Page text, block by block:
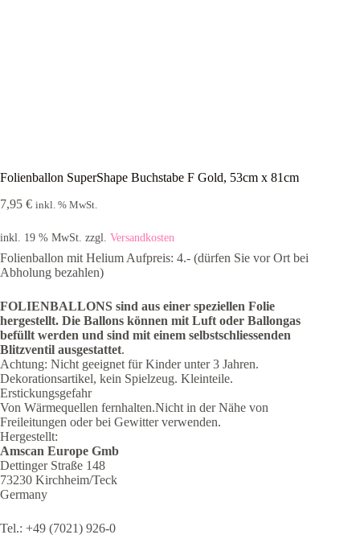
Folienballon SuperShape Buchstabe F Gold, 53cm x 81cm
7,95 € inkl. % MwSt.
inkl. 19 % MwSt. zzgl. Versandkosten
Folienballon mit Helium Aufpreis: 4.- (dürfen Sie vor Ort bei
Abholung bezahlen)
FOLIENBALLONS sind aus einer speziellen Folie
hergestellt. Die Ballons können mit Luft oder Ballongas
befüllt werden und sind mit einem selbstschliessenden
Blitzventil ausgestattet.
Achtung: Nicht geeignet für Kinder unter 3 Jahren.
Dekorationsartikel, kein Spielzeug. Kleinteile.
Erstickungsgefahr
Von Wärmequellen fernhalten.Nicht in der Nähe von
Freileitungen oder bei Gewitter verwenden.
Hergestellt:
Amscan Europe Gmb
Dettinger Straße 148
73230 Kirchheim/Teck
Germany
Tel.: +49 (7021) 926-0